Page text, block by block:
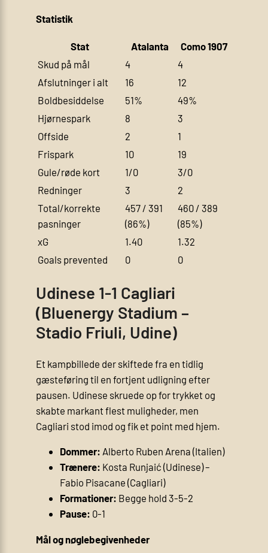
Statistik
Stat Atalanta
Como 1907
Skud på mål
4
4
Afslutninger i alt
16
12
Boldbesiddelse
51%
49%
Hjørnespark
8
3
Offside
2
1
Frispark
10
19
Gule/røde kort
1/0
3/0
Redninger
3
2
Total/korrekte
pasninger
457 / 391
(86%)
460 / 389
(85%)
xG
1.40
1.32
Goals prevented
0 0
Udinese 1-1 Cagliari
(Bluenergy Stadium –
Stadio Friuli, Udine)
Et kampbillede der skiftede fra en tidlig
gæsteføring til en fortjent udligning efter
pausen. Udinese skruede op for trykket og
skabte markant flest muligheder, men
Cagliari stod imod og fik et point med hjem.
Dommer: Alberto Ruben Arena (Italien)
Trænere: Kosta Runjaić (Udinese) –
Fabio Pisacane (Cagliari)
Formationer: Begge hold 3-5-2
Pause: 0-1
Mål og nøglebegivenheder